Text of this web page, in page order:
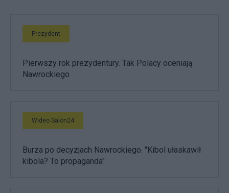
Prezydent
Pierwszy rok prezydentury. Tak Polacy oceniają
Nawrockiego
Wideo Salon24
Burza po decyzjach Nawrockiego. "Kibol ułaskawił
kibola? To propaganda"